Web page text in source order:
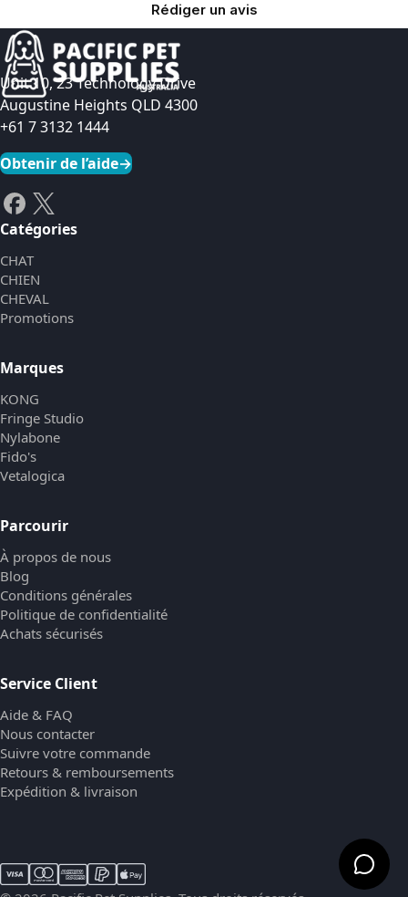
Rédiger un avis
Unit 10, 23 Technology Drive
Augustine Heights QLD 4300
+61 7 3132 1444
Obtenir de l’aide→
Catégories
CHAT
CHIEN
CHEVAL
Promotions
Marques
KONG
Fringe Studio
Nylabone
Fido's
Vetalogica
Parcourir
À propos de nous
Blog
Conditions générales
Politique de confidentialité
Achats sécurisés
Service Client
Aide & FAQ
Nous contacter
Suivre votre commande
Retours & remboursements
Expédition & livraison